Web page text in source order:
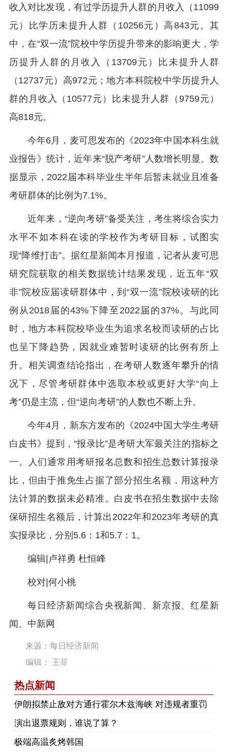
收入对比发现，有过学历提升人群的月收入（11099
元）比学历未提升人群（10256元）高843元。其
中，在“双一流”院校中学历提升带来的影响更大，学
历提升人群的月收入（13709元）比未提升人群
（12737元）高972元；地方本科院校中学历提升人
群的月收入（10577元）比未提升人群（9759元）
高818元。
今年6月，麦可思发布的《2023年中国本科生就
业报告》统计，近年来“脱产考研”人数增长明显。数
据显示，2022届本科毕业生半年后暂未就业且准备
考研群体的比例为7.1%。
近年来，“逆向考研”备受关注，考生将综合实力
水平不如本科在读的学校作为考研目标，试图实
现“降维打击”。据红星新闻本月报道，记者从麦可思
研究院获取的相关数据统计结果发现，近五年“双
非”院校应届读研群体中，到“双一流”院校读研的比
例从2018届的43%下降至2022届的37%。与此同
时，地方本科院校毕业生为追求名校而读研的占比
也呈下降趋势，因就业难暂时读研的比例有所上
升。相关调查结论指出，在考研人数逐年攀升的情
况下，尽管考研群体中选取本校或更好大学“向上
考”仍是主流，但“逆向考研”的人数也不断上升。
今年4月，新东方发布的《2024中国大学生考研
白皮书》提到，“报录比”是考研大军最关注的指标之
一。人们通常用考研报名总数和招生总数计算报录
比，但由于推免生占据了部分招生名额，用这种方
法计算的数据未必精准。白皮书在招生数据中去除
保研招生名额后，计算出2022年和2023年考研的真
实报录比，分别5.6：1和5.7：1。
编辑|卢祥勇 杜恒峰
校对|何小桃
每日经济新闻综合央视新闻、新京报、红星新
闻、中新网
来源：每日经济新闻
编辑： 王菲
热点新闻
伊朗拟禁止敌对方通行霍尔木兹海峡 对违规者重罚
演出退票规则，谁说了算？
极端高温炙烤韩国